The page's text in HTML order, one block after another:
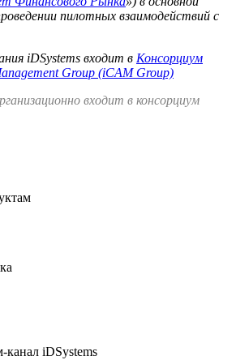
пилотных взаимодействий с
iDSystems входит в Консорциум
Group (iCAM Group)
входит в консорциум
канал iDSystems